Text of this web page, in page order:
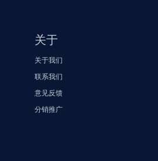
关于
关于我们
联系我们
意见反馈
分销推广